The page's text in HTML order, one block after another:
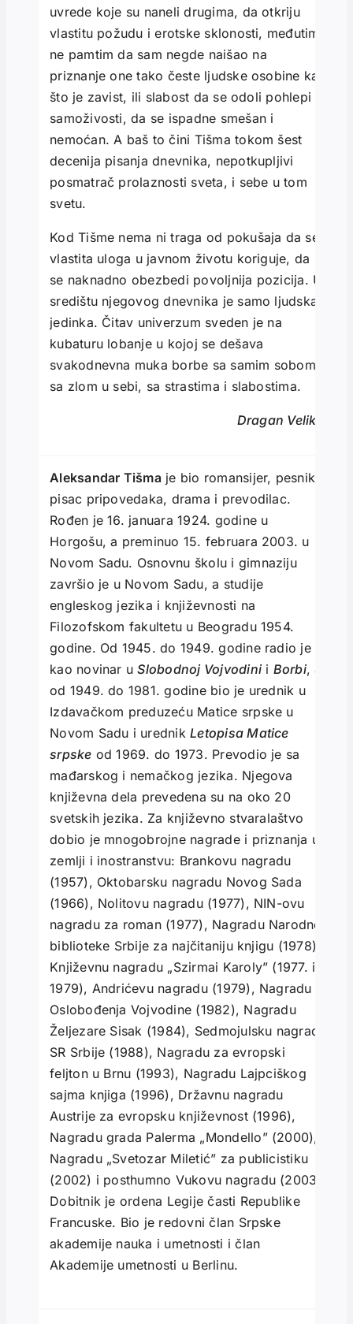
uvrede koje su naneli drugima, da otkriju
vlastitu požudu i erotske sklonosti, međutim,
ne pamtim da sam negde naišao na
priznanje one tako česte ljudske osobine kao
što je zavist, ili slabost da se odoli pohlepi i
samoživosti, da se ispadne smešan i
nemoćan. A baš to čini Tišma tokom šest
decenija pisanja dnevnika, nepotkupljivi
posmatrač prolaznosti sveta, i sebe u tom
svetu.
Kod Tišme nema ni traga od pokušaja da se
vlastita uloga u javnom životu koriguje, da
se naknadno obezbedi povoljnija pozicija. U
središtu njegovog dnevnika je samo ljudska
jedinka. Čitav univerzum sveden je na
kubaturu lobanje u kojoj se dešava
svakodnevna muka borbe sa samim sobom,
sa zlom u sebi, sa strastima i slabostima.
Dragan Velikić
Aleksandar Tišmaje bio romansijer, pesnik,
pisac pripovedaka, drama i prevodilac.
Rođen je 16. januara 1924. godine u
Horgošu, a preminuo 15. februara 2003. u
Novom Sadu. Osnovnu školu i gimnaziju
završio je u Novom Sadu, a studije
engleskog jezika i književnosti na
Filozofskom fakultetu u Beogradu 1954.
godine. Od 1945. do 1949. godine radio je
kao novinar uSlobodnoj Vojvodinii Borbi, a
od 1949. do 1981. godine bio je urednik u
Izdavačkom preduzeću Matice srpske u
Novom Sadu i urednikLetopisa Matice
srpske od 1969. do 1973. Prevodio je sa
mađarskog i nemačkog jezika. Njegova
književna dela prevedena su na oko 20
svetskih jezika. Za književno stvaralaštvo
dobio je mnogobrojne nagrade i priznanja u
zemlji i inostranstvu: Brankovu nagradu
(1957), Oktobarsku nagradu Novog Sada
(1966), Nolitovu nagradu (1977), NIN-ovu
nagradu za roman (1977), Nagradu Narodne
biblioteke Srbije za najčitaniju knjigu (1978),
Književnu nagradu „Szirmai Karoly” (1977. i
1979), Andrićevu nagradu (1979), Nagradu
Oslobođenja Vojvodine (1982), Nagradu
Željezare Sisak (1984), Sedmojulsku nagradu
SR Srbije (1988), Nagradu za evropski
feljton u Brnu (1993), Nagradu Lajpciškog
sajma knjiga (1996), Državnu nagradu
Austrije za evropsku književnost (1996),
Nagradu grada Palerma „Mondello” (2000),
Nagradu „Svetozar Miletić” za publicistiku
(2002) i posthumno Vukovu nagradu (2003).
Dobitnik je ordena Legije časti Republike
Francuske. Bio je redovni član Srpske
akademije nauka i umetnosti i član
Akademije umetnosti u Berlinu.